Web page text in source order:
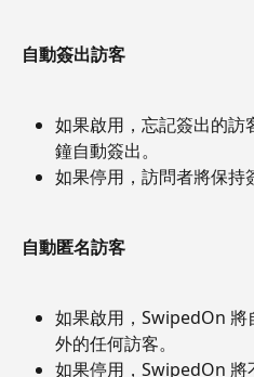
自動簽出訪客
如果啟用，忘記簽出的訪
鐘自動簽出。
如果停用，訪問者將保持
自動匿名訪客
如果啟用，SwipedOn 將
外的任何訪客。
如果停用，SwipedOn 將